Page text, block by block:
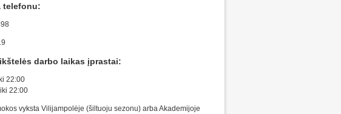
telefonu:
darbo laikas įprastai:
22:00
22:00
vyksta Vilijampolėje (šiltuoju sezonu) arba Akademijoje